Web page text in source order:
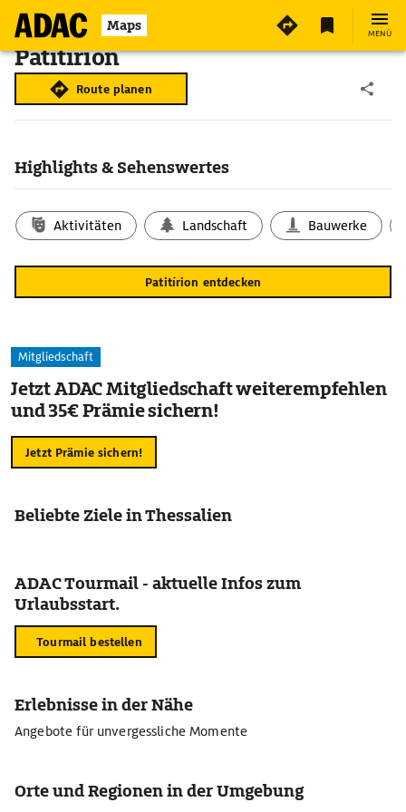
Maps MENÜ
Patitírion
Route planen
Highlights & Sehenswertes
Aktivitäten Landschaft Bauwerke
Patitírion entdecken
Mitgliedschaft
Jetzt ADAC Mitgliedschaft weiterempfehlen
und 35€ Prämie sichern!
Jetzt Prämie sichern!
Beliebte Ziele in Thessalien
ADAC Tourmail - aktuelle Infos zum
Urlaubsstart.
Tourmail bestellen
Erlebnisse in der Nähe
Angebote für unvergessliche Momente
Orte und Regionen in der Umgebung